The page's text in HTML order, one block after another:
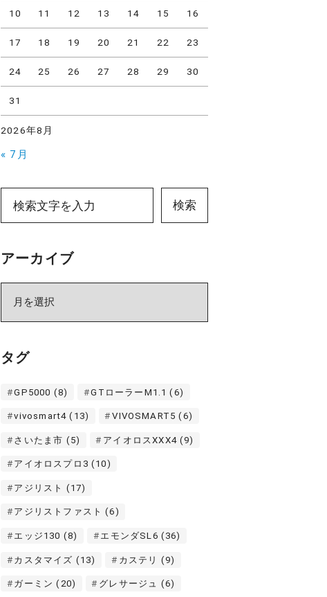
2026年8月
10 11 12 13 14 15 16
17 18 19 20 21 22 23
24 25 26 27 28 29 30
31
« 7月
検索
アーカイブ
イ
タグ
GP5000 (8) GTローラーM1.1 (6)
vivosmart4 (13) VIVOSMART5 (6)
さいたま市 (5) アイオロスXXX4(9)
アイオロスプロ3 (10)
アジリスト (17)
アジリストファスト (6)
エッジ130 (8) エモンダSL6 (36)
カスタマイズ (13) カステリ (9)
ガーミン (20) グレサージュ (6)